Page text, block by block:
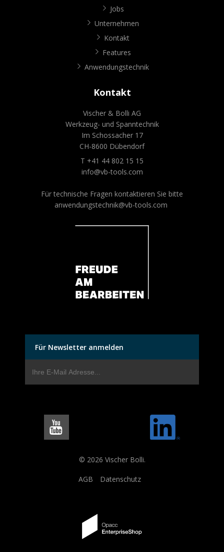
Jobs
Unternehmen
Kontakt
Features
Anwendungstechnik
Kontakt
Vischer & Bolli AG
Werkzeug- und Spanntechnik
Im Schossacher 17
CH-8600 Dübendorf
T +41 44 802 15 15
info@vb-tools.com
Für technische Fragen kontaktieren Sie bitte
anwendungstechnik@vb-tools.com
Für Newsletter anmelden
© 2026 Vischer Bolli.
AGB Datenschutz